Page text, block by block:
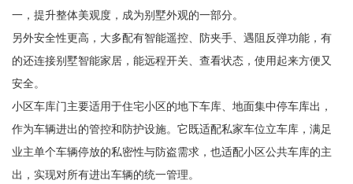
一，提升整体美观度，成为别墅外观的一部分。
另外安全性更高，大多配有智能遥控、防夹手、遇阻反弹功能，有
的还连接别墅智能家居，能远程开关、查看状态，使用起来方便又
安全。
小区车库门主要适用于住宅小区的地下车库、地面集中停车库出，
作为车辆进出的管控和防护设施。它既适配私家车位立车库，满足
业主单个车辆停放的私密性与防盗需求，也适配小区公共车库的主
出，实现对所有进出车辆的统一管理。